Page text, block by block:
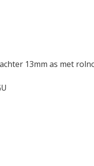
13mm as met